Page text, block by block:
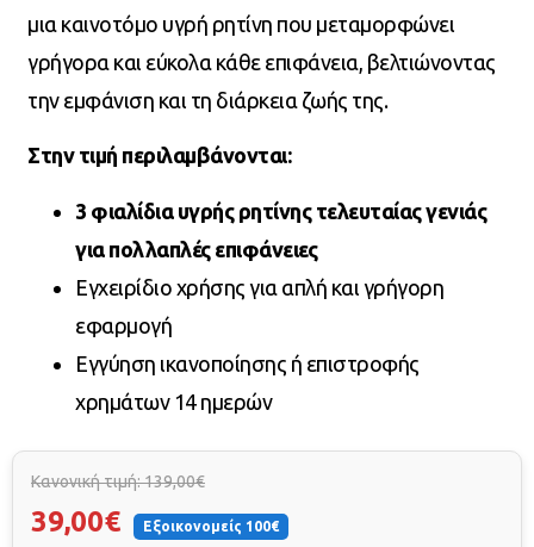
μια καινοτόμο υγρή ρητίνη που μεταμορφώνει
γρήγορα και εύκολα κάθε επιφάνεια, βελτιώνοντας
την εμφάνιση και τη διάρκεια ζωής της.
Στην τιμή περιλαμβάνονται:
3 φιαλίδια υγρής ρητίνης τελευταίας γενιάς
για πολλαπλές επιφάνειες
Εγχειρίδιο χρήσης για απλή και γρήγορη
εφαρμογή
Εγγύηση ικανοποίησης ή επιστροφής
χρημάτων 14 ημερών
Κανονική τιμή: 139,00€
39,00€ Εξοικονομείς 100€